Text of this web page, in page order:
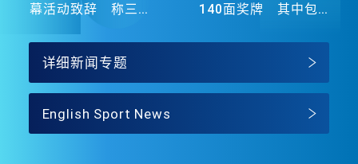
幕活动致辞 称三地
140面奖牌 其中包
详细新闻专题
English Sport News